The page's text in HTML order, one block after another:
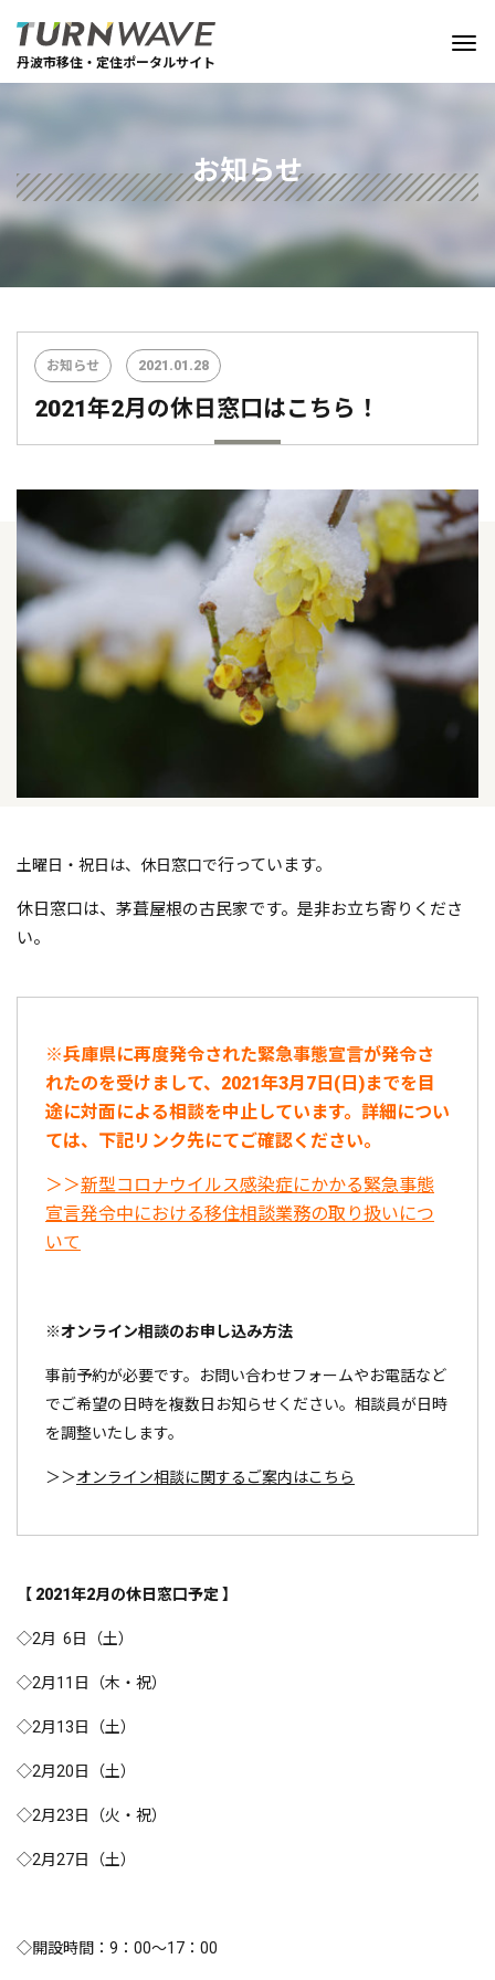
丹波市移住・定住ポータルサイト
お知らせ
お知らせ 2021.01.28
2021年2月の休日窓口はこちら！
土曜日・祝日は、休日窓口で行っています。
休日窓口は、茅葺屋根の古民家です。是非お立ち寄りくださ
い。
※兵庫県に再度発令された緊急事態宣言が発令さ
れたのを受けまして、 2021年3月7日(日)までを目
途に対面による相談を中止しています。詳細につい
ては、下記リンク先にてご確認ください。
＞＞新型コロナウイルス感染症にかかる緊急事態
宣言発令中における移住相談業務の取り扱いにつ
いて
※オンライン相談のお申し込み方法
事前予約が必要です。お問い合わせフォームやお電話など
でご希望の日時を複数日お知らせください。相談員が日時
を調整いたします。
＞＞オンライン相談に関するご案内はこちら
【 2021年2月の休日窓口予定 】
◇2月 6日（土）
◇2月11日（木・祝）
◇2月13日（土）
◇2月20日（土）
◇2月23日（火・祝）
◇2月27日（土）
◇開設時間：9：00～17：00